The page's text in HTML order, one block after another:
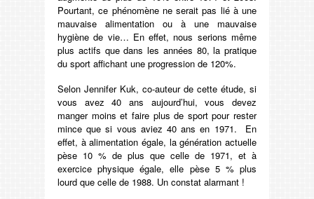
Pourtant, ce phénomène ne serait pas lié à une
mauvaise alimentation ou à une mauvaise
hygiène de vie… En effet, nous serions même
plus actifs que dans les années 80, la pratique
du sport affichant une progression de 120%.
Selon Jennifer Kuk, co-auteur de cette étude, si
vous avez 40 ans aujourd’hui, vous devez
manger moins et faire plus de sport pour rester
mince que si vous aviez 40 ans en 1971. En
effet, à alimentation égale, la génération actuelle
pèse 10 % de plus que celle de 1971, et à
exercice physique égale, elle pèse 5 % plus
lourd que celle de 1988. Un constat alarmant !